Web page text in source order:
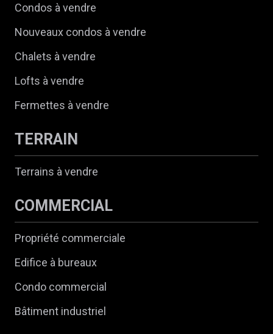
Condos à vendre
Nouveaux condos à vendre
Chalets à vendre
Lofts à vendre
Fermettes à vendre
TERRAIN
Terrains à vendre
COMMERCIAL
Propriété commerciale
Edifice à bureaux
Condo commercial
Bâtiment industriel